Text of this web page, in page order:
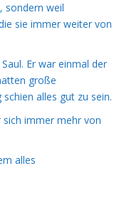
sondern weil
sie immer weiter von
Er war einmal der
große
alles gut zu sein.
immer mehr von
alles